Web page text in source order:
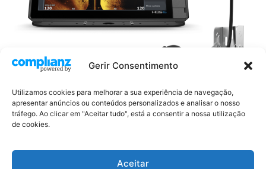
Gerir Consentimento
Utilizamos cookies para melhorar a sua experiência de navegação,
apresentar anúncios ou conteúdos personalizados e analisar o nosso
tráfego. Ao clicar em "Aceitar tudo", está a consentir a nossa utilização
de cookies.
Aceitar
oportunidade dos seus clientes de adquirirem a HDS
PRO a um preço nunca antes visto . A promoção irá ter